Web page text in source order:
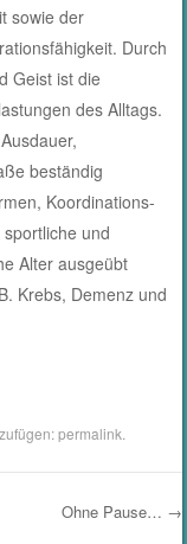
sowie der
Durch
Geist ist die
des Alltags.
beständig
Koordinations-
und
Alter ausgeübt
Krebs, Demenz und
permalink
Ohne Pause… →